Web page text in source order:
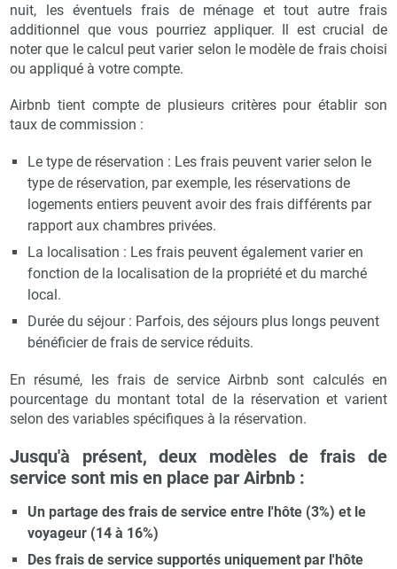
nuit, les éventuels frais de ménage et tout autre frais
additionnel que vous pourriez appliquer. Il est crucial de
noter que le calcul peut varier selon le modèle de frais choisi
ou appliqué à votre compte.
Airbnb tient compte de plusieurs critères pour établir son
taux de commission :
Le type de réservation : Les frais peuvent varier selon le
type de réservation, par exemple, les réservations de
logements entiers peuvent avoir des frais différents par
rapport aux chambres privées.
La localisation : Les frais peuvent également varier en
fonction de la localisation de la propriété et du marché
local.
Durée du séjour : Parfois, des séjours plus longs peuvent
bénéficier de frais de service réduits.
En résumé, les frais de service Airbnb sont calculés en
pourcentage du montant total de la réservation et varient
selon des variables spécifiques à la réservation.
Jusqu'à présent, deux modèles de frais de
service sont mis en place par Airbnb :
Un partage des frais de service entre l'hôte (3%) et le
voyageur (14 à 16%)
Des frais de service supportés uniquement par l'hôte